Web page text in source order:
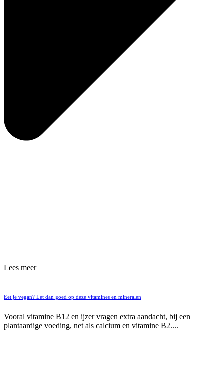
Lees meer
Eet je vegan? Let dan goed op deze vitamines en mineralen
Vooral vitamine B12 en ijzer vragen extra aandacht, bij een
plantaardige voeding, net als calcium en vitamine B2....